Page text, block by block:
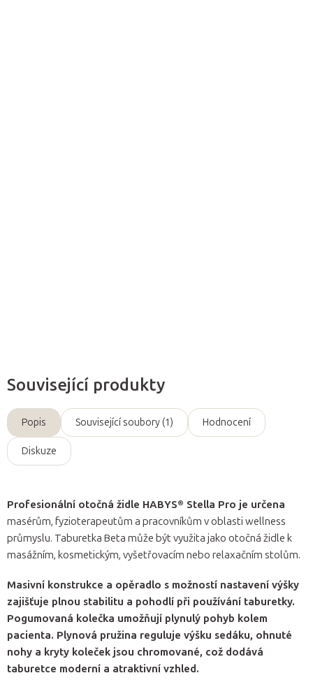
Související produkty
Popis Související soubory (1) Hodnocení
Diskuze
Profesionální otočná židle HABYS® Stella Pro je určena
masérům, fyzioterapeutům a pracovníkům v oblasti wellness
průmyslu. Taburetka Beta může být využita jako otočná židle k
masážním, kosmetickým, vyšetřovacím nebo relaxačním stolům.
Masivní konstrukce a opěradlo s možností nastavení výšky
zajišťuje plnou stabilitu a pohodlí při používání taburetky.
Pogumovaná kolečka umožňují plynulý pohyb kolem
pacienta. Plynová pružina reguluje výšku sedáku, ohnuté
nohy a kryty koleček jsou chromované, což dodává
taburetce moderní a atraktivní vzhled.